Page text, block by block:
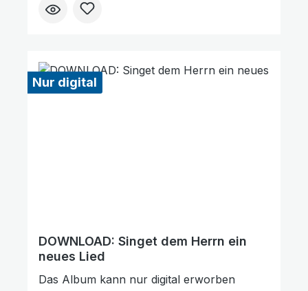
unser Produkt? ★★★★★ Geben Sie
Nur digital
DOWNLOAD: Singet dem Herrn ein
neues Lied
Das Album kann nur digital erworben